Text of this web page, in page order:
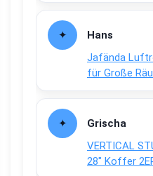
Hans
Jafända
für Große
Grischa
VERTICAL
28″ Koffer